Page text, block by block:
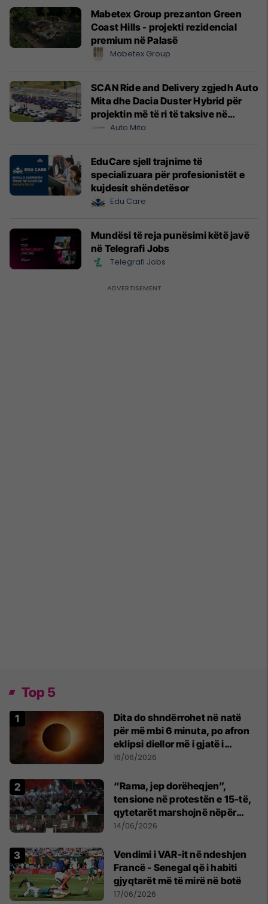
Mabetex Group prezanton Green
Coast Hills - projekti rezidencial
premium në Palasë
Mabetex Group
SCAN Ride and Delivery zgjedh Auto
Mita dhe Dacia Duster Hybrid për
projektin më të ri të taksive në
Prishtinë
Auto Mita
EduCare sjell trajnime të
specializuara për profesionistët e
kujdesit shëndetësor
Edu Care
Mundësi të reja punësimi këtë javë
në Telegrafi Jobs
Telegrafi Jobs
Top 5
Dita do shndërrohet në natë
për më mbi 6 minuta, po afron
eklipsi diellor më i gjatë i
shekullit të 21-të
16/06/2026
“Rama, jep dorëheqjen”,
tensione në protestën e 15-të,
qytetarët marshojnë nëpër
kryeqytet
14/06/2026
Vendimi i VAR-it në ndeshjen
Francë - Senegal që i habiti
gjyqtarët më të mirë në botë
17/06/2026